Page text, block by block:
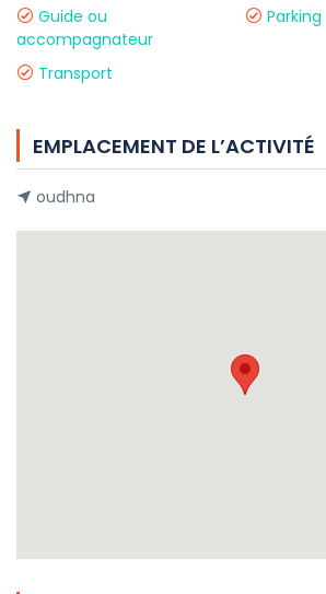
Guide ou
accompagnateur
Parking
Transport
EMPLACEMENT DE L’ACTIVITÉ
oudhna